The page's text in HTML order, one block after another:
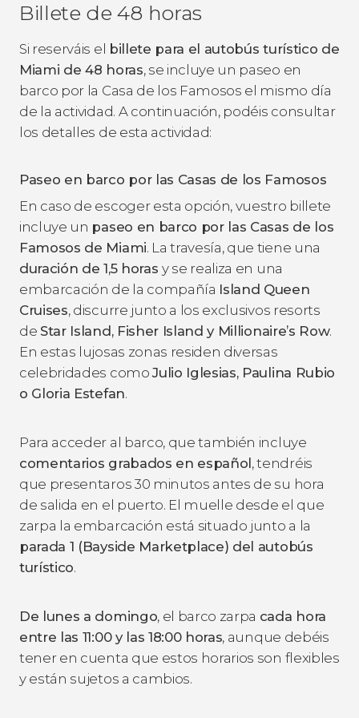
Billete de 48 horas
Si reserváis el billete para el autobús turístico de
Miami de 48 horas, se incluye un paseo en
barco por la Casa de los Famosos el mismo día
de la actividad. A continuación, podéis consultar
los detalles de esta actividad:
Paseo en barco por las Casas de los Famosos
En caso de escoger esta opción, vuestro billete
incluye un paseo en barco por las Casas de los
Famosos de Miami. La travesía, que tiene una
duración de 1,5 horas y se realiza en una
embarcación de la compañía Island Queen
Cruises, discurre junto a los exclusivos resorts
de Star Island, Fisher Island y Millionaire’s Row.
En estas lujosas zonas residen diversas
celebridades comoJulio Iglesias, Paulina Rubio
o Gloria Estefan.
Para acceder al barco, que también incluye
comentarios grabados en español, tendréis
que presentaros 30 minutos antes de su hora
de salida en el puerto. El muelle desde el que
zarpa la embarcación está situado junto a la
parada 1 (Bayside Marketplace) del autobús
turístico.
De lunes a domingo, el barco zarpa cada hora
entre las 11:00 y las 18:00 horas, aunque debéis
tener en cuenta que estos horarios son flexibles
y están sujetos a cambios.